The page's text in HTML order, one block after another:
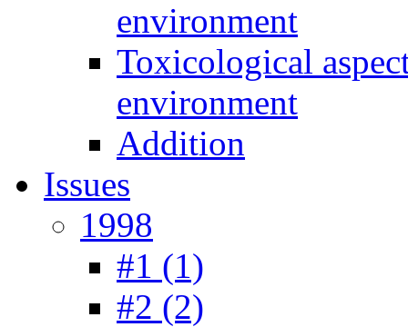
environment
Toxicological
environment
Addition
Issues
1998
#1 (1)
#2 (2)